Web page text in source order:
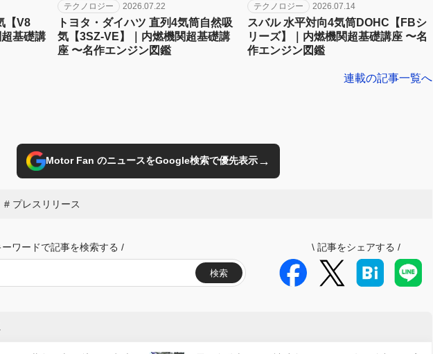
【V8
基礎講
テクノロジー 2026.07.22
トヨタ・ダイハツ 直列4気筒自然吸
気【3SZ-VE】｜内燃機関超基礎講
座 〜名作エンジン図鑑
テクノロジー 2026.07.14
スバル 水平対向4気筒DOHC【FBシ
リーズ】｜内燃機関超基礎講座 〜名
作エンジン図鑑
連載の記事一覧へ
Motor Fan のニュースをGoogle検索で優先表示→
プレスリリース
ーワードで記事を検索する /
検索
\ 記事をシェアする /